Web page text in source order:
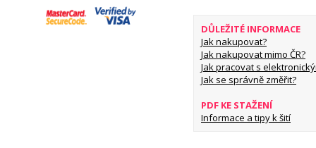
DŮLEŽITÉ INFORMACE
Jak nakupovat?
Jak nakupovat mimo ČR?
Jak pracovat s
Jak se správně změřit?
PDF KE STAŽENÍ
Informace a tipy k šití